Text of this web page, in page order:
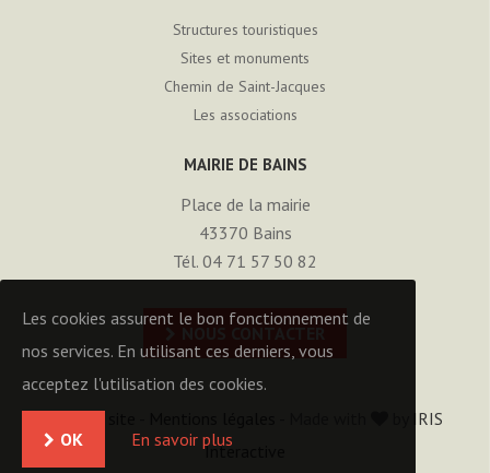
Structures touristiques
Sites et monuments
Chemin de Saint-Jacques
Les associations
MAIRIE DE BAINS
Place de la mairie
43370 Bains
Tél. 04 71 57 50 82
IRIS
Interactive
Les cookies assurent le bon fonctionnement de
nos services. En utilisant ces derniers, vous
acceptez l'utilisation des cookies.
OK En savoir plus